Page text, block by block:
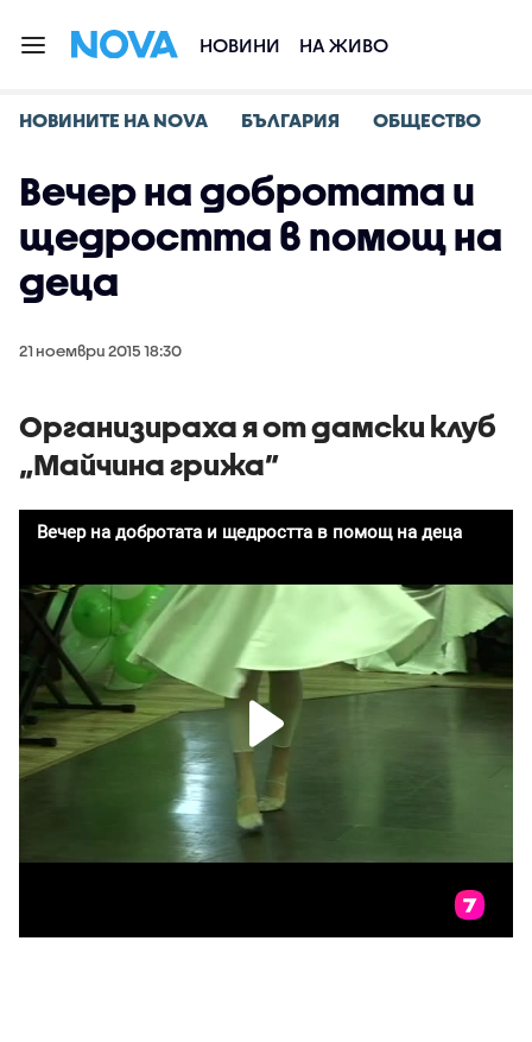
НОВИНИ НА ЖИВО
НОВИНИТЕ НА NOVA БЪЛГАРИЯ ОБЩЕСТВО
Вечер на добротата и
щедростта в помощ на
деца
21 ноември 2015 18:30
Организираха я от дамски клуб
„Майчина грижа”